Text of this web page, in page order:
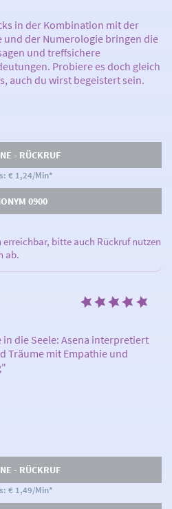
in der Kombination mit der
und der Numerologie bringen die
und treffsichere
Probiere es doch gleich
auch du wirst begeistert sein.
- RÜCKRUF
€ 1,24/Min*
0900
erreichbar, bitte auch Rückruf nutzen
ab.
in die Seele: Asena interpretiert
Träume mit Empathie und
- RÜCKRUF
€ 1,49/Min*